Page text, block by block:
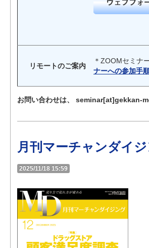
リモートのご案内
＊ZOOMセミナ
ナーへの参加手
お問い合わせは、 seminar[at]gekkan-
月刊マーチャンダイ
2025/11/18 15:59